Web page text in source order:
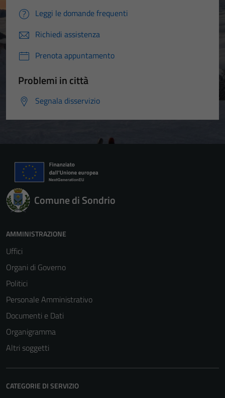
Leggi le domande frequenti
Richiedi assistenza
Prenota appuntamento
Problemi in città
Segnala disservizio
Comune di Sondrio
AMMINISTRAZIONE
Uffici
Organi di Governo
Politici
Personale Amministrativo
Documenti e Dati
Organigramma
Altri soggetti
CATEGORIE DI SERVIZIO